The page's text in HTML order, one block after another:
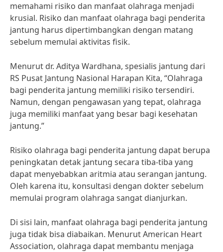
memahami risiko dan manfaat olahraga menjadi
krusial. Risiko dan manfaat olahraga bagi penderita
jantung harus dipertimbangkan dengan matang
sebelum memulai aktivitas fisik.
Menurut dr. Aditya Wardhana, spesialis jantung dari
RS Pusat Jantung Nasional Harapan Kita, “Olahraga
bagi penderita jantung memiliki risiko tersendiri.
Namun, dengan pengawasan yang tepat, olahraga
juga memiliki manfaat yang besar bagi kesehatan
jantung.”
Risiko olahraga bagi penderita jantung dapat berupa
peningkatan detak jantung secara tiba-tiba yang
dapat menyebabkan aritmia atau serangan jantung.
Oleh karena itu, konsultasi dengan dokter sebelum
memulai program olahraga sangat dianjurkan.
Di sisi lain, manfaat olahraga bagi penderita jantung
juga tidak bisa diabaikan. Menurut American Heart
Association, olahraga dapat membantu menjaga